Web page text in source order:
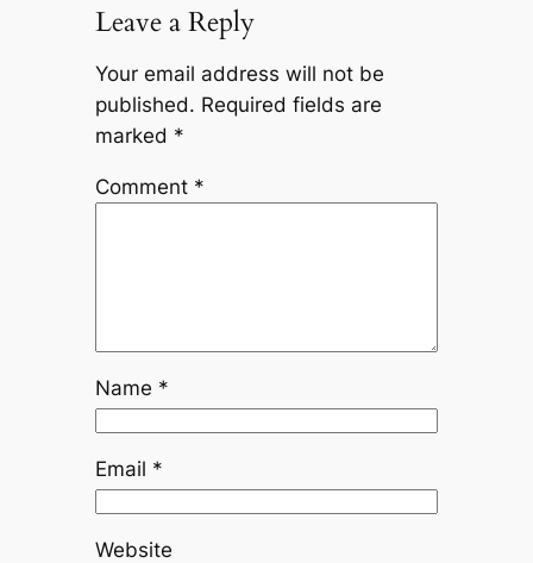
Leave a Reply
Your email address will not be
published. Required fields are
marked *
Comment *
Name *
Email *
Website